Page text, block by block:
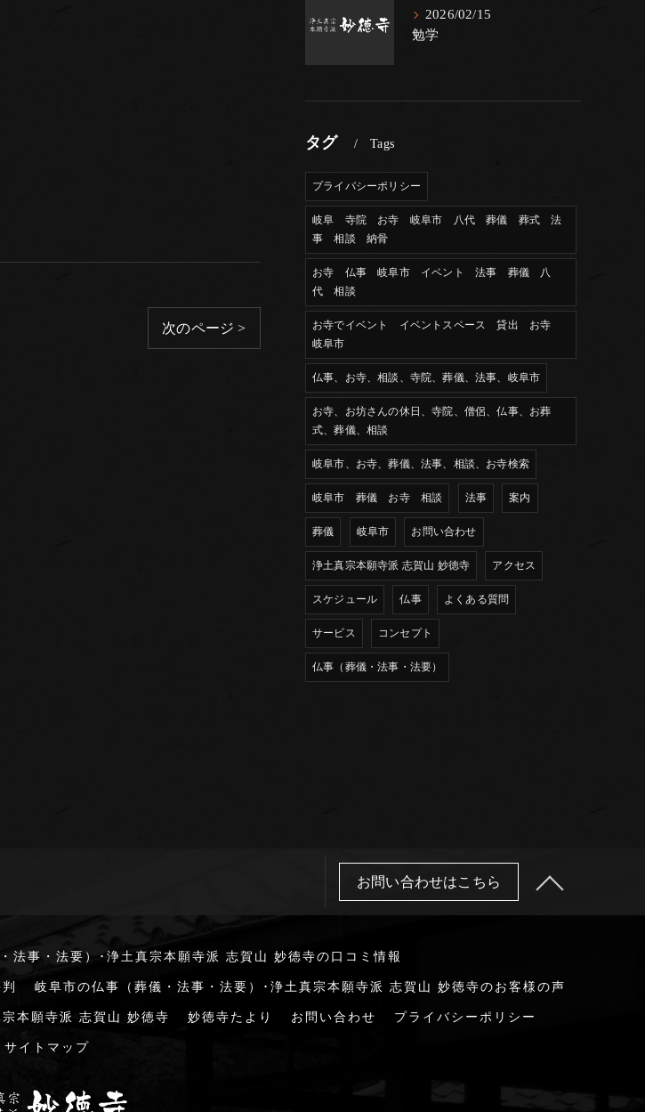
次のページ >
2026/02/15
勉学
タグ Tags
プライバシーポリシー
岐阜 寺院 お寺 岐阜市 八代 葬儀 葬式 法
事 相談 納骨
お寺 仏事 岐阜市 イベント 法事 葬儀 八
代 相談
お寺でイベント イベントスペース 貸出 お寺
岐阜市
仏事、お寺、相談、寺院、葬儀、法事、岐阜市
お寺、お坊さんの休日、寺院、僧侶、仏事、お葬
式、葬儀、相談
岐阜市、お寺、葬儀、法事、相談、お寺検索
岐阜市 葬儀 お寺 相談 法事 案内
葬儀 岐阜市 お問い合わせ
浄土真宗本願寺派 志賀山 妙徳寺 アクセス
スケジュール 仏事 よくある質問
サービス コンセプト
仏事（葬儀・法事・法要）
お問い合わせはこちら
法事・法要）･浄土真宗本願寺派 志賀山 妙徳寺の口コミ情報
岐阜市の仏事（葬儀・法事・法要）･浄土真宗本願寺派 志賀山 妙徳寺のお客様の声
宗本願寺派 志賀山 妙徳寺 妙徳寺たより お問い合わせ プライバシーポリシー
サイトマップ